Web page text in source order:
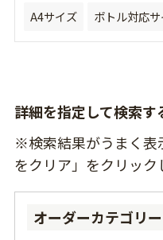
A4サイズ ボトル対応
詳細を指定して検索す
※検索結果がうまく表
をクリア」をクリック
オーダーカテゴリー